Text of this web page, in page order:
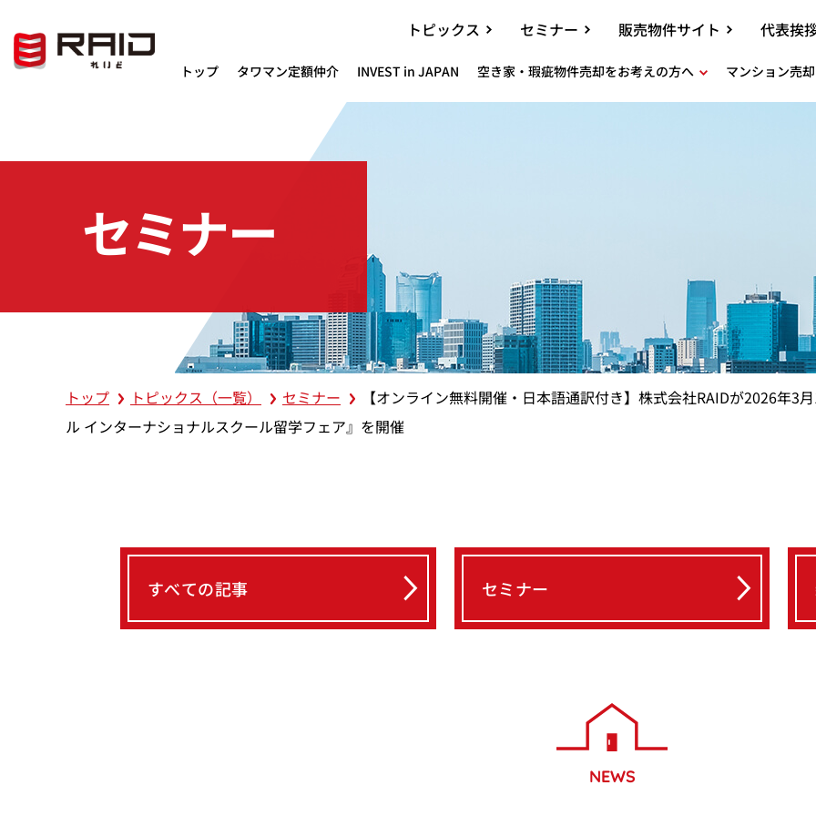
トピックス セミナー 販売物件サイト 代表挨
トップ タワマン定額仲介 INVEST in JAPAN 空き家・瑕疵物件売却をお考えの方へ マンション売
セミナー
トップ トピックス（一覧） セミナー
【オンライン無料開催・日本語通訳付き】株式会社RAIDが2026年
ル インターナショナルスクール留学フェア』を開催
すべての記事 セミナー
NEWS